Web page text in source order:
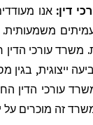
דין: אנו
משמעותית.
משרד עורכי הדין
זה מוכרים על